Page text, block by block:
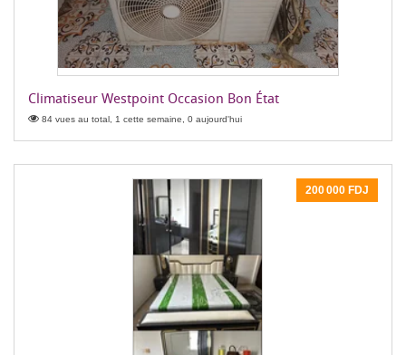
Climatiseur Westpoint Occasion Bon État
84 vues au total, 1 cette semaine, 0 aujourd'hui
200 000 FDJ